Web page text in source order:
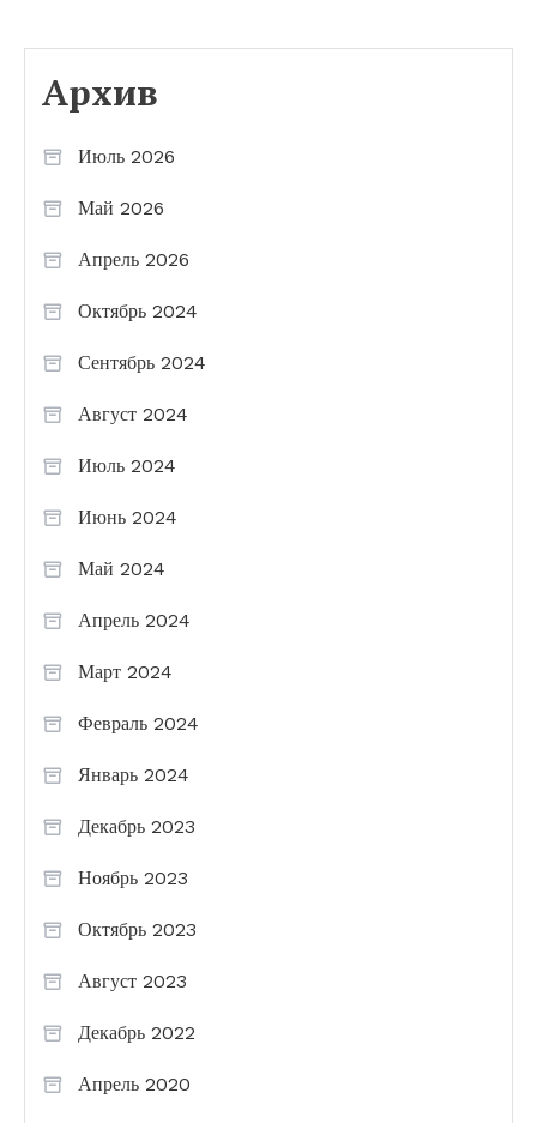
Архив
Июль 2026
Май 2026
Апрель 2026
Октябрь 2024
Сентябрь 2024
Август 2024
Июль 2024
Июнь 2024
Май 2024
Апрель 2024
Март 2024
Февраль 2024
Январь 2024
Декабрь 2023
Ноябрь 2023
Октябрь 2023
Август 2023
Декабрь 2022
Апрель 2020